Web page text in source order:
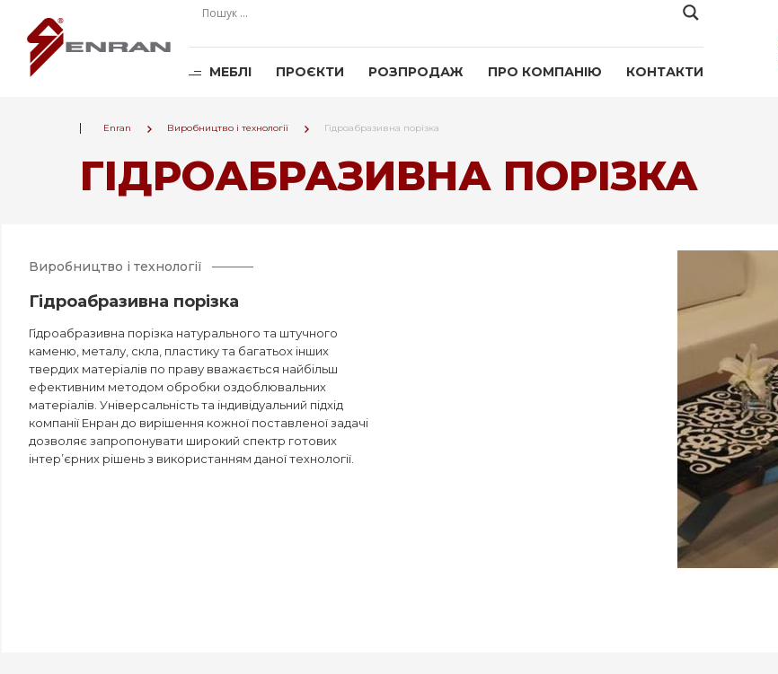
МЕБЛІ ПРОЄКТИ РОЗПРОДАЖ ПРО КОМПАНІЮ КОНТАКТИ
Enran Виробництво і технології Гідроабразивна порізка
ГІДРОАБРАЗИВНА ПОРІЗКА
Виробництво і технології
Гідроабразивна порізка
Гідроабразивна порізка натурального та штучного
каменю, металу, скла, пластику та багатьох інших
твердих матеріалів по праву вважається найбільш
ефективним методом обробки оздоблювальних
матеріалів. Універсальність та індивідуальний підхід
компанії Енран до вирішення кожної поставленої задачі
дозволяє запропонувати широкий спектр готових
інтер’єрних рішень з використанням даної технології.